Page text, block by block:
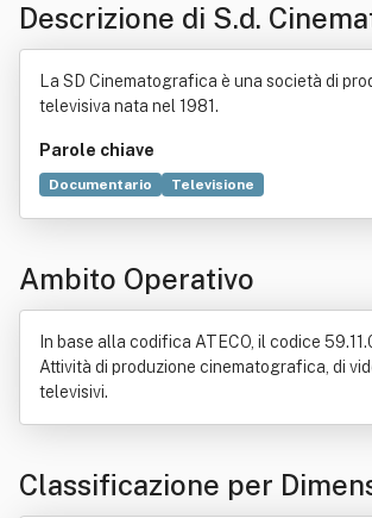
Descrizione di S.d.
Srl
La SD Cinematografica è una società di
televisiva nata nel 1981.
Parole chiave
Documentario
Televisione
Distribuzione commerciale
Capitale sociale
Direttore responsabile
Importazione
Esportazione
Ambito Operativo
In base alla codifica ATECO, il codice
Attività di produzione cinematografica, di
televisivi.
Classificazione per